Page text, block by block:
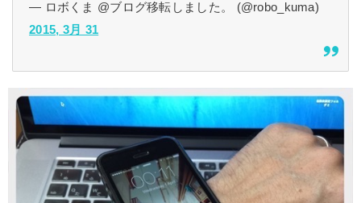
— ロボくま @ブログ移転しました。 (@robo_kuma)
2015, 3月 31